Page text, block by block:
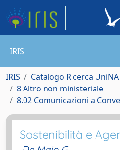
IRIS
IRIS
Catalogo Ricerca UniNA
8 Altro non ministeriale
8.02 Comunicazioni a
Sostenibilità e